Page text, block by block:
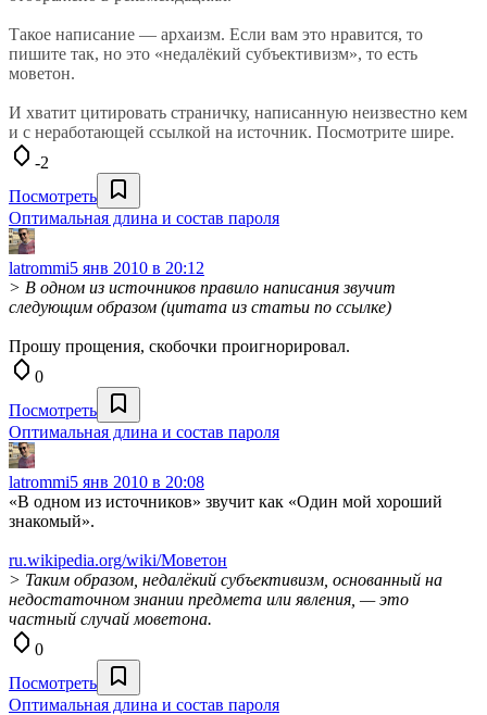
Такое написание — архаизм. Если вам это нравится, то
пишите так, но это «недалёкий субъективизм», то есть
моветон.
И хватит цитировать страничку, написанную неизвестно кем
и с неработающей ссылкой на источник. Посмотрите шире.
-2
Посмотреть
Оптимальная длина и состав пароля
latrommi5 янв 2010 в 20:12
> В одном из источников правило написания звучит
следующим образом (цитата из статьи по ссылке)
Прошу прощения, скобочки проигнорировал.
0
Посмотреть
Оптимальная длина и состав пароля
latrommi5 янв 2010 в 20:08
«В одном из источников» звучит как «Один мой хороший
знакомый».
ru.wikipedia.org/wiki/Моветон
> Таким образом, недалёкий субъективизм, основанный на
недостаточном знании предмета или явления, — это
частный случай моветона.
0
Посмотреть
Оптимальная длина и состав пароля